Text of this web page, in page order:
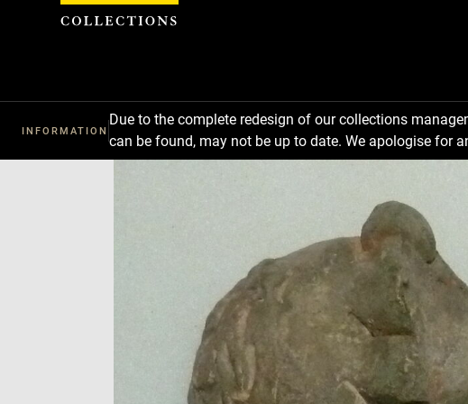
INFORMATION
Due to the complete redesign of our collections
can be found, may not be up to date. We apologise for
Cookies management panel